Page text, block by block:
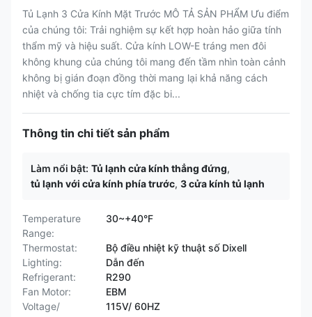
Tủ Lạnh 3 Cửa Kính Mặt Trước MÔ TẢ SẢN PHẨM Ưu điểm
của chúng tôi: Trải nghiệm sự kết hợp hoàn hảo giữa tính
thẩm mỹ và hiệu suất. Cửa kính LOW-E tráng men đôi
không khung của chúng tôi mang đến tầm nhìn toàn cảnh
không bị gián đoạn đồng thời mang lại khả năng cách
nhiệt và chống tia cực tím đặc bi...
Thông tin chi tiết sản phẩm
Làm nổi bật: Tủ lạnh cửa kính thẳng đứng,
tủ lạnh với cửa kính phía trước, 3 cửa kính tủ lạnh
Temperature
Range:
30~+40°F
Thermostat:
Bộ điều nhiệt kỹ thuật số Dixell
Lighting:
Dẫn đến
Refrigerant:
R290
Fan Motor:
EBM
Voltage/
115V/ 60HZ